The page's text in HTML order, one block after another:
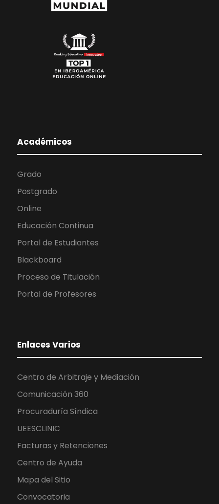
Académicos
Grado
Postgrado
Online
Educación Continua
Portal de Estudiantes
Blackboard
Proceso de Titulación
Portal de Profesores
Enlaces Varios
Centro de Arbitraje y Mediación
Comunicación 360
Procuraduría Síndica
UEESCLINIC
Facturas y Retenciones
Centro de Ayuda
Mapa del Sitio
Convocatoria